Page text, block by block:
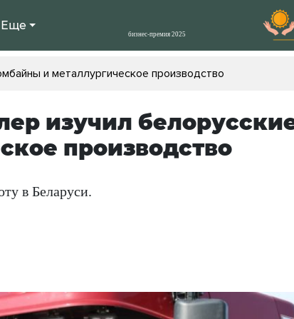
Еще
и металлургическое производство
изучил
производство
в Беларуси.